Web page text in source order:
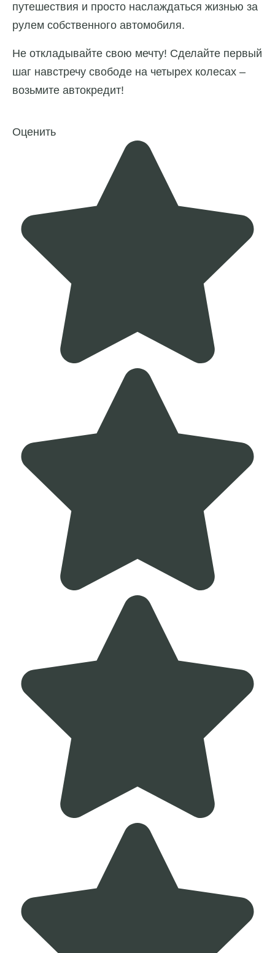
путешествия и просто наслаждаться жизнью за
рулем собственного автомобиля.
Не откладывайте свою мечту! Сделайте первый
шаг навстречу свободе на четырех колесах –
возьмите автокредит!
Оценить